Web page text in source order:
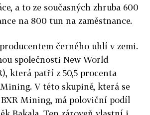
a to ze současných zhruba 600
na 800 tun na zaměstnance.
černého uhlí v zemi.
společnosti New World
která patří z 50,5 procenta
V této skupině, která se
Mining, má poloviční podíl